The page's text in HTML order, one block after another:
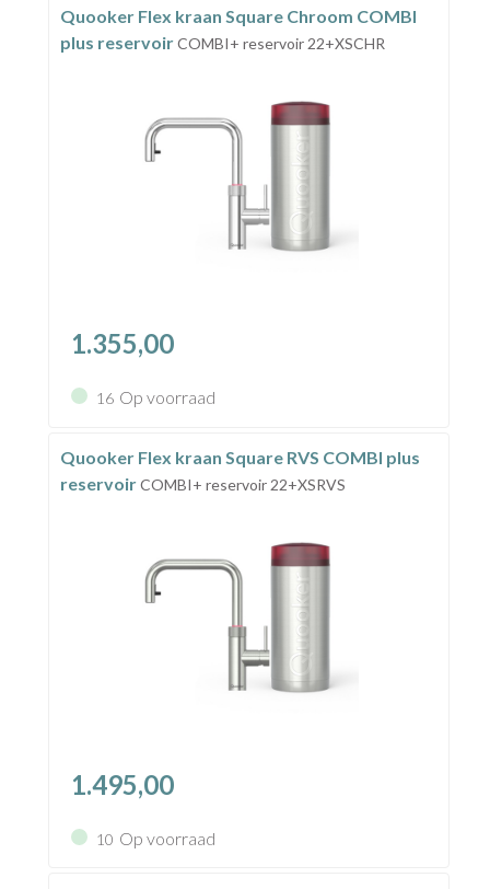
Quooker Flex kraan Square Chroom COMBI
plus reservoirCOMBI+ reservoir 22+XSCHR
1.355,00
16 Op voorraad
Quooker Flex kraan Square RVS COMBI plus
reservoirCOMBI+ reservoir 22+XSRVS
1.495,00
10 Op voorraad